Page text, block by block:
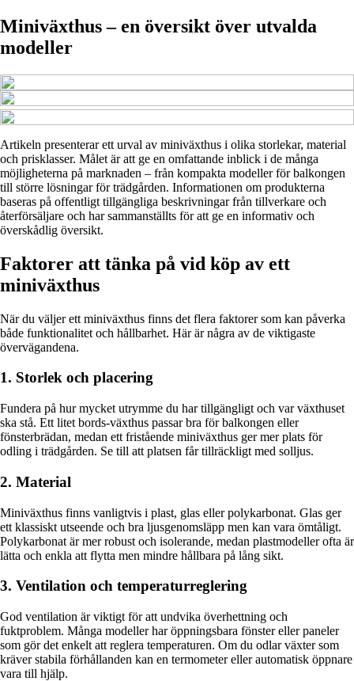
Miniväxthus – en översikt över utvalda
modeller
Artikeln presenterar ett urval av miniväxthus i olika storlekar, material
och prisklasser. Målet är att ge en omfattande inblick i de många
möjligheterna på marknaden – från kompakta modeller för balkongen
till större lösningar för trädgården. Informationen om produkterna
baseras på offentligt tillgängliga beskrivningar från tillverkare och
återförsäljare och har sammanställts för att ge en informativ och
överskådlig översikt.
Faktorer att tänka på vid köp av ett
miniväxthus
När du väljer ett miniväxthus finns det flera faktorer som kan påverka
både funktionalitet och hållbarhet. Här är några av de viktigaste
övervägandena.
1. Storlek och placering
Fundera på hur mycket utrymme du har tillgängligt och var växthuset
ska stå. Ett litet bords-växthus passar bra för balkongen eller
fönsterbrädan, medan ett fristående miniväxthus ger mer plats för
odling i trädgården. Se till att platsen får tillräckligt med solljus.
2. Material
Miniväxthus finns vanligtvis i plast, glas eller polykarbonat. Glas ger
ett klassiskt utseende och bra ljusgenomsläpp men kan vara ömtåligt.
Polykarbonat är mer robust och isolerande, medan plastmodeller ofta är
lätta och enkla att flytta men mindre hållbara på lång sikt.
3. Ventilation och temperaturreglering
God ventilation är viktigt för att undvika överhettning och
fuktproblem. Många modeller har öppningsbara fönster eller paneler
som gör det enkelt att reglera temperaturen. Om du odlar växter som
kräver stabila förhållanden kan en termometer eller automatisk öppnare
vara till hjälp.